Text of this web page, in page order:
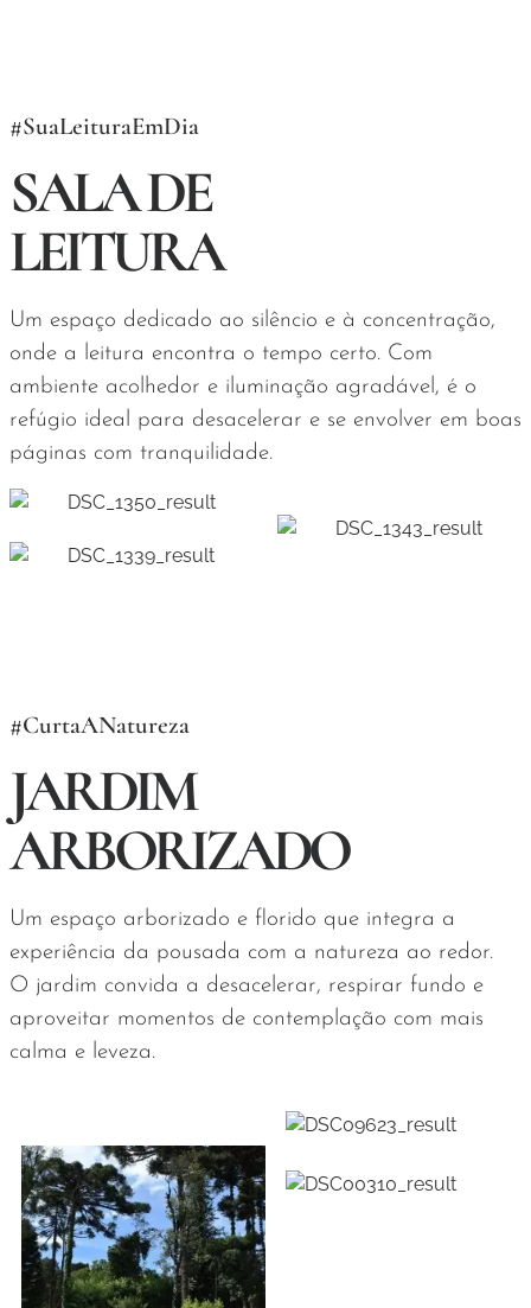
#SuaLeituraEmDia
SALA DE
LEITURA
Um espaço dedicado ao silêncio e à concentração,
onde a leitura encontra o tempo certo. Com
ambiente acolhedor e iluminação agradável, é o
refúgio ideal para desacelerar e se envolver em boas
páginas com tranquilidade.
#CurtaANatureza
JARDIM
ARBORIZADO
Um espaço arborizado e florido que integra a
experiência da pousada com a natureza ao redor.
O jardim convida a desacelerar, respirar fundo e
aproveitar momentos de contemplação com mais
calma e leveza.